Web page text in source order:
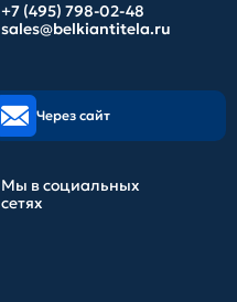
+7 (495) 798-02-48
sales@belkiantitela.ru
Через сайт
Мы в социальных
сетях